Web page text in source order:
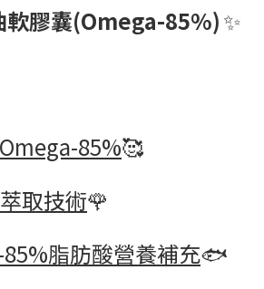
軟膠囊(Omega-85%)✨
85%🥰
取技術🌹
脂肪酸營養補充🐟